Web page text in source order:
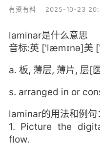
有资有料 2025-10-23
laminar是什么意思
音标:英 ['læmɪnə]美
a. 板, 薄层, 薄片, 层[
s. arranged in or
laminar的用法和例句：
1. Picture the
flow.